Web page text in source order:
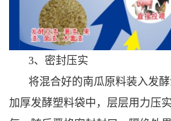
3、密封压实
将混合好的南瓜原料装入发
加厚发酵塑料袋中，层层用力压